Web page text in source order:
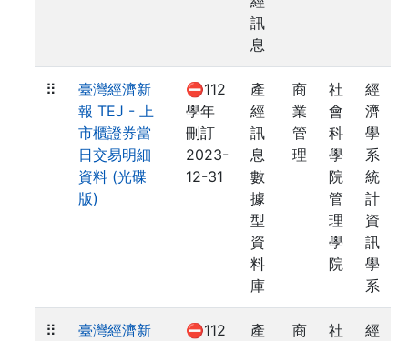
訊
息
⠿
臺灣經濟新
報 TEJ - 上
市櫃證券當
日交易明細
資料 (光碟
版)
⛔112
學年
刪訂
2023-
12-31
產
經
訊
息
數
據
型
資
料
庫
商
業
管
理
社
會
科
學
院
管
理
學
院
經
濟
學
系
統
計
資
訊
學
系
⠿
臺灣經濟新
⛔112
產
商
社
經